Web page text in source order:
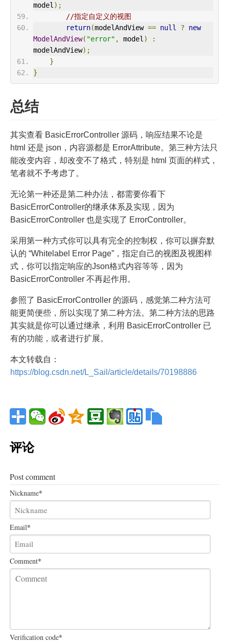
model );
//指定自定义的视图
return(modelAndView == null ?
new
ModelAndView( "error" , model )
:
modelAndView);
}
}
总结
其实查看 BasicErrorController 源码，响应结果不论是
html 还是 json，内容源都是 ErrorAttribute。第三种方法只
能改变内容，却改变不了格式，特别是 html 页面的样式，
笔者就不予考虑了。
无论第一种还是第二种办法，都需要你看下
BasicErrorController的继承体系及实现，因为
BasicErrorController 也是实现了 ErrorController。
采用第一种方式你可以具有完全的控制权，你可以摒弃默
认的 “Whitelabel Error Page”，指定自己的视图及视图样
式，你可以指定响应的Json格式内容等等，因为
BasicErrorController 不再起作用。
参照了 BasicErrorController 的源码，感觉第二种方法可
能更简便些，所以实现了第二种方法。第二种方法的思路
其实就是你可以通过继承，利用 BasicErrorController 已
有的功能，或者进行扩展。
本文转载自：
https://blog.csdn.net/L_Sail/article/details/70198886
评论
Post comment
Nickname*
Email*
Comment*
Verification code*